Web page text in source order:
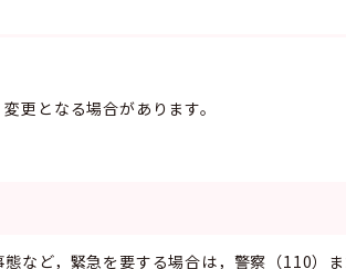
更となる場合があります。
など，緊急を要する場合は，警察（110）